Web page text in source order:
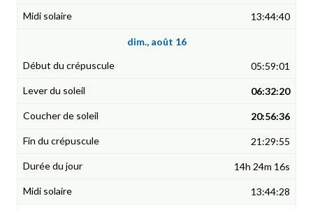
13:44:40
dim., août 16
05:59:01
06:32:20
20:56:36
21:29:55
14h 24m 16s
13:44:28